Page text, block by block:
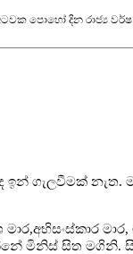
පොහෝ දින රාජ්‍ය වර්ෂ
ඉන් ගැලවීමක්
මිනිස් සිත මගිනි.